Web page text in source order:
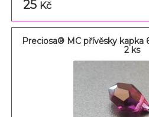
25 Kč
Preciosa® MC přívěsky kapka
2 ks